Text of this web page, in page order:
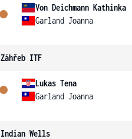
Von Deichmann Kathinka
Garland Joanna
Záhřeb ITF
Lukas Tena
Garland Joanna
Indian Wells